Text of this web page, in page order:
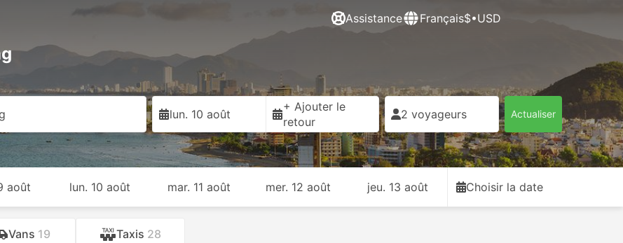
Assistance Français$•USD
lun. 10 août
+ Ajouter le
retour
2 voyageurs Actualiser
août lun. 10 août mar. 11 août mer. 12 août jeu. 13 août Choisir la date
Vans 19 Taxis 28